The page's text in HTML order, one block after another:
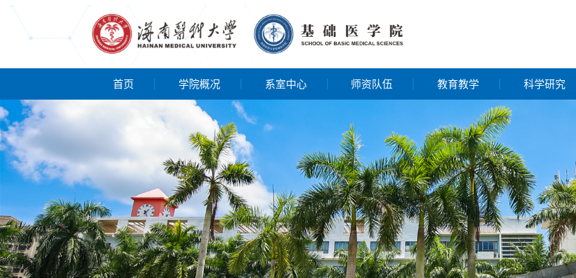
首页 学院概况 系室中心 师资队伍 教育教学 科学研究